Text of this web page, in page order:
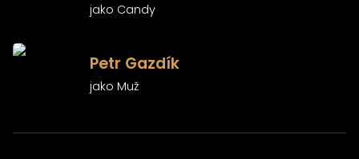
jako Candy
) Petr Gazdík
jako Muž